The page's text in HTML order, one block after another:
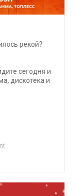
рекой?
сегодня и
дискотека и